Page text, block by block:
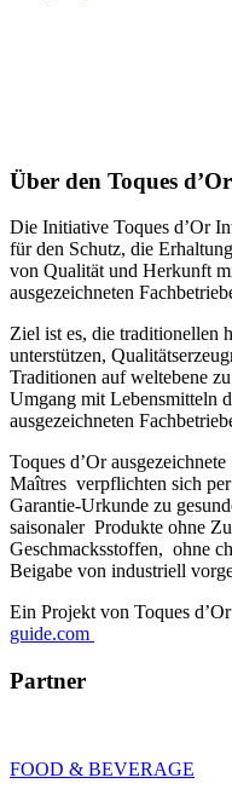
Über den Toques
Die Initiative Toques d’Or
für den Schutz, die
von Qualität und Herkunft
ausgezeichneten
Ziel ist es, die traditionellen
unterstützen,
Traditionen auf weltebene
Umgang mit Lebensmitteln
ausgezeichneten
Toques d’Or
Maîtres verpflichten sich
Garantie-Urkunde zu
saisonaler Produkte ohne
Geschmacksstoffen, ohne
Beigabe von industriell
Ein Projekt von Toques
guide.com
Partner
FOOD & BEVERAGE